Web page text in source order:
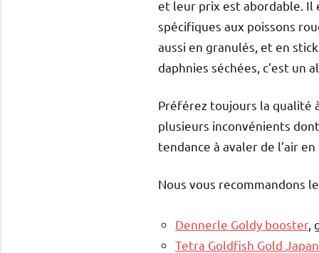
et leur prix est abordable. Il
spécifiques aux poissons
aussi en granulés, et en
daphnies séchées, c’est un
Préférez toujours la qualité
plusieurs inconvénients
tendance à avaler de l’air
Nous vous recommandons
Dennerle Goldy booster,
Tetra Goldfish Gold Japan